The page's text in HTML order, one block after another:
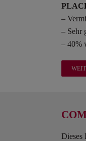
–
– Sehr
– 40%
Dieses